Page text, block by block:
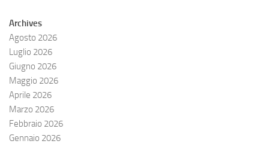
Archives
Agosto 2026
Luglio 2026
Giugno 2026
Maggio 2026
Aprile 2026
Marzo 2026
Febbraio 2026
Gennaio 2026